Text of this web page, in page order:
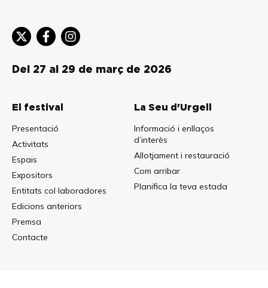
Del 27 al 29 de març de 2026
El festival
Presentació
Activitats
Espais
Expositors
Entitats col·laboradores
Edicions anteriors
Premsa
Contacte
La Seu d'Urgell
Informació i enllaços
d’interès
Allotjament i restauració
Com arribar
Planifica la teva estada